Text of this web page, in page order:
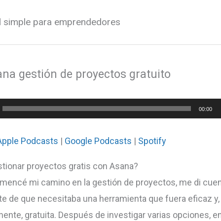
simple para emprendedores
gestión de proyectos gratuito
00:00
Podcasts | Google Podcasts | Spotify
proyectos gratis con Asana?
mi camino en la gestión de proyectos, me di
de que necesitaba una herramienta que fuera eficaz y,
gratuita. Después de investigar varias opciones,